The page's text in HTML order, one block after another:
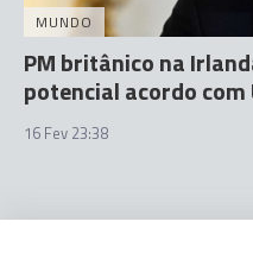
MUNDO
PM britânico na
potencial acordo com
16 Fev 23:38